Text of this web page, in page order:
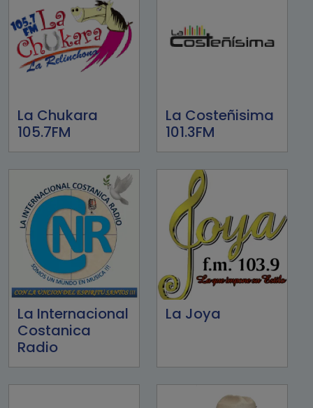
La Chukara
105.7FM
La Costeñisima
101.3FM
La Internacional
Costanica
Radio
La Joya